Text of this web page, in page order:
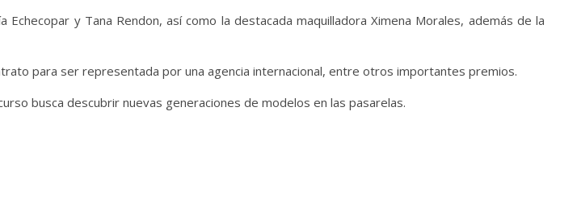
y Tana Rendon, así como la destacada maquilladora Ximena Morales, además de la
para ser representada por una agencia internacional, entre otros importantes premios.
busca descubrir nuevas generaciones de modelos en las pasarelas.